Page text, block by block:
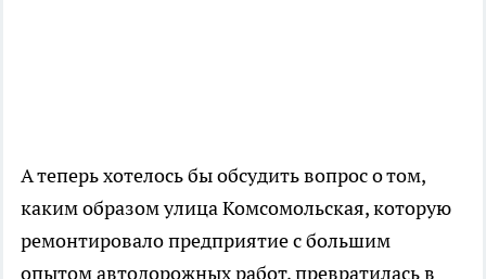
А теперь хотелось бы обсудить вопрос о том,
каким образом улица Комсомольская, которую
ремонтировало предприятие с большим
опытом автодорожных работ, превратилась в